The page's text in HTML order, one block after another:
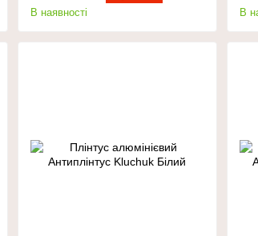
В наявності В